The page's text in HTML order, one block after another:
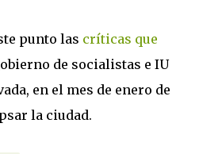
punto las críticas que
de socialistas e IU
en el mes de enero de
la ciudad.